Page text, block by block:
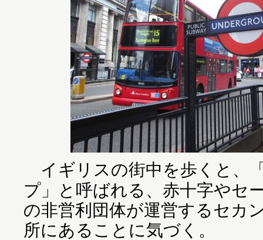
イギリスの街中を歩くと、
プ」と呼ばれる、赤十字やセ
の非営利団体が運営するセカ
所にあることに気づく。